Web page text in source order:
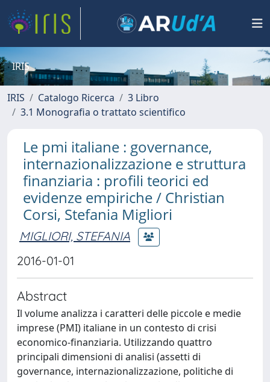
IRIS
IRIS Catalogo Ricerca
3 Libro
3.1 Monografia o trattato scientifico
Le pmi italiane : governance,
internazionalizzazione e struttura
finanziaria : profili teorici ed
evidenze empiriche / Christian
Corsi, Stefania Migliori
MIGLIORI, STEFANIA
2016-01-01
Abstract
Il volume analizza i caratteri delle piccole e medie
imprese (PMI) italiane in un contesto di crisi
economico-finanziaria. Utilizzando quattro
principali dimensioni di analisi (assetti di
governance, internazionalizzazione, politiche di